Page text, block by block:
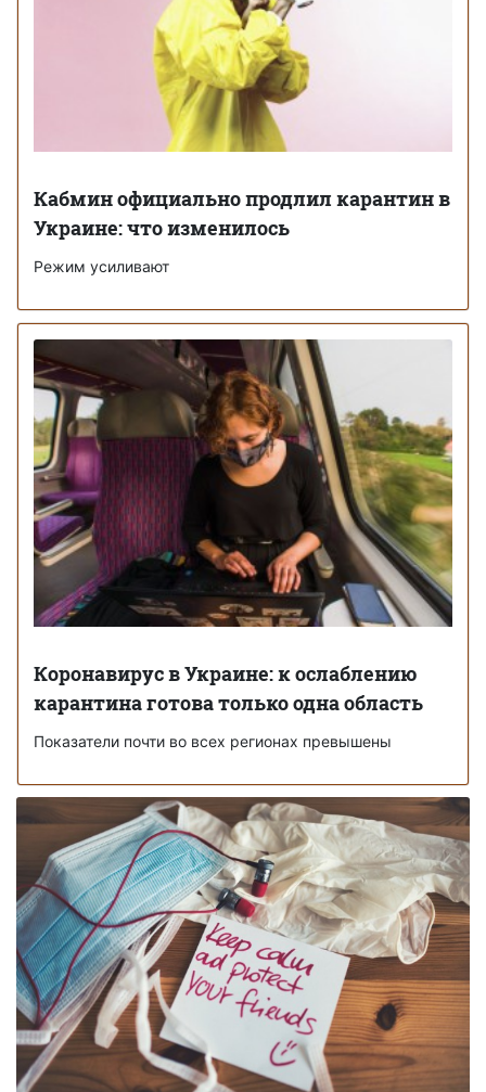
Кабмин официально продлил карантин в
Украине: что изменилось
Режим усиливают
Коронавирус в Украине: к ослаблению
карантина готова только одна область
Показатели почти во всех регионах превышены